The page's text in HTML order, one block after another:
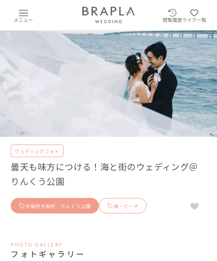
メニュー 閲覧履歴ライク一覧
ウェディングフォト
曇天も味方につける！海と街のウェディング＠
りんくう公園
大阪府大阪府 りんくう公園 海・ビーチ
PHOTO GALLERY
フォトギャラリー